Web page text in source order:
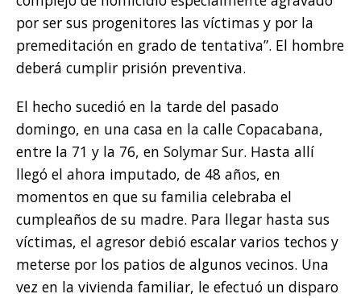
por ser sus progenitores las víctimas y por la
premeditación en grado de tentativa”. El hombre
deberá cumplir prisión preventiva.
El hecho sucedió en la tarde del pasado
domingo, en una casa en la calle Copacabana,
entre la 71 y la 76, en Solymar Sur. Hasta allí
llegó el ahora imputado, de 48 años, en
momentos en que su familia celebraba el
cumpleaños de su madre. Para llegar hasta sus
víctimas, el agresor debió escalar varios techos y
meterse por los patios de algunos vecinos. Una
vez en la vivienda familiar, le efectuó un disparo